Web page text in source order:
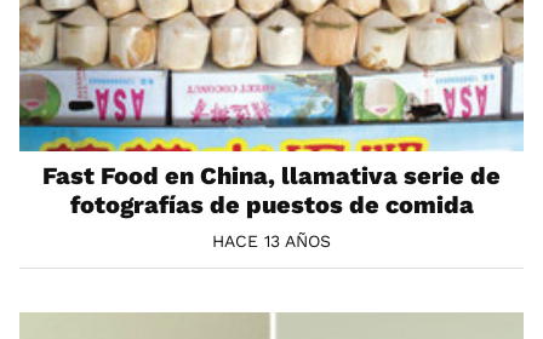
Fast Food en China, llamativa serie de
fotografías de puestos de comida
HACE 13 AÑOS